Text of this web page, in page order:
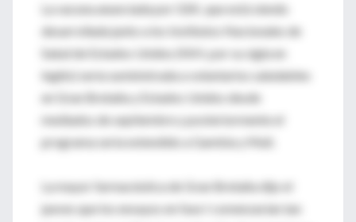
La vacuna anunciada por GSK, que está siendo
desarrollada junto a los Institutos Nacionales de
Salud de Estados Unidos (NIH, por su sigla en
inglés) sería suministrada a voluntarios saludables
en Gran Bretaña y Estados Unidos desde
mediados de septiembre y posteriormente el
programa sería extendido a Gambia y Mali.
La mayor farmacéutica de Gran Bretaña dijo el
jueves que los ensayos en fase I comenzarían tan